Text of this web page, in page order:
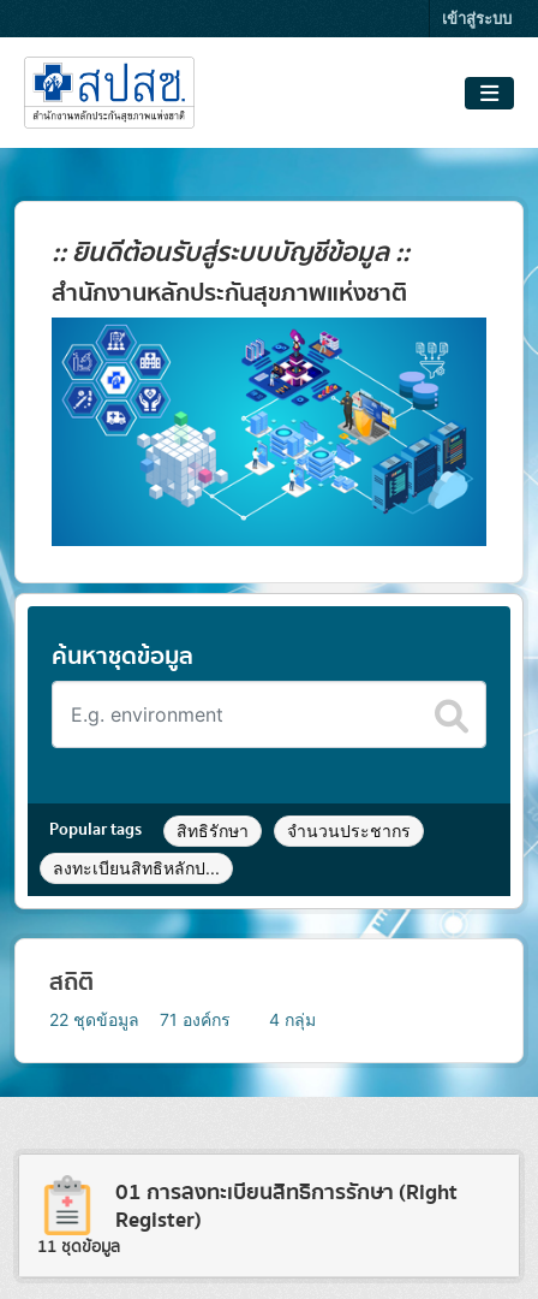
เข้าสู่ระบบ
:: ยินดีต้อนรับสู่ระบบบัญชีข้อมูล ::
สำนักงานหลักประกันสุขภาพแห่งชาติ
ค้นหาชุดข้อมูล
Popular tags สิทธิรักษา
จำนวนประชากร
ลงทะเบียนสิทธิหลักป...
สถิติ
22 ชุดข้อมูล 71 องค์กร 4 กลุ่ม
01 การลงทะเบียนสิทธิการรักษา (Right
Register)
11 ชุดข้อมูล